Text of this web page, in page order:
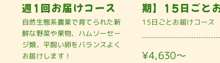
週1回お届けコース
自然生態系農業で育てられた新
鮮な野菜や果物、ハムソーセー
ジ類、平飼い卵をバランスよく
お届けします！
期】15日ごと
15日ごとお届けコース
¥4,630〜